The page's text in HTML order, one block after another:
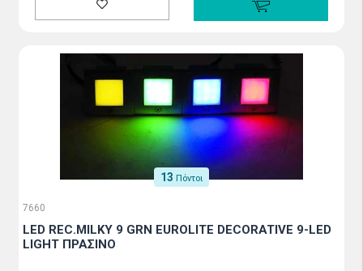
13 Πόντοι
7660
LED REC.MILKY 9 GRN EUROLITE DECORATIVE 9-LED
LIGHT ΠΡΑΣΙΝΟ